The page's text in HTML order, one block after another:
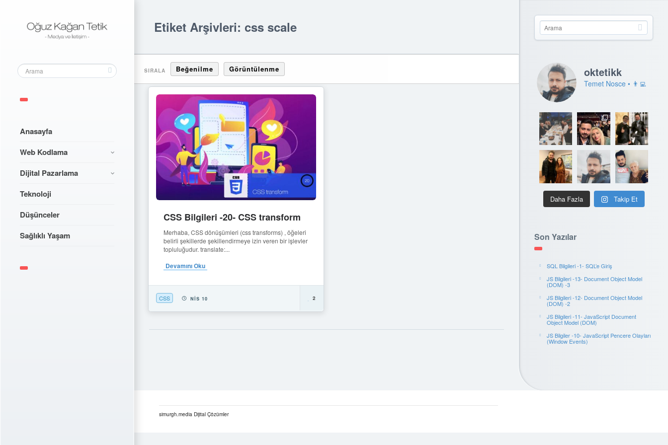
Anasayfa
Web Kodlama
Dijital Pazarlama
Teknoloji
Düşünceler
Sağlıklı Yaşam
Etiket Arşivleri: css scale
SIRALA Beğenilme Görüntülenme
CSS Bilgileri -20- CSS transform
Merhaba, CSS dönüşümleri (css transforms) , öğeleri
belirli şekillerde şekillendirmeye izin veren bir işlevler
topluluğudur. translate:...
Devamını Oku
CSS NIS 10 2
oktetikk
Temet Nosce • 👨‍💻
Daha Fazla Takip Et
Son Yazılar
SQL Bilgileri -1- SQL’e Giriş
JS Bilgileri -13- Document Object Model
(DOM) -3
JS Bilgileri -12- Document Object Model
(DOM) -2
JS Bilgileri -11- JavaScript Document
Object Model (DOM)
JS Bilgiler -10- JavaScript Pencere Olayları
(Window Events)
simurgh.media Dijital Çözümler